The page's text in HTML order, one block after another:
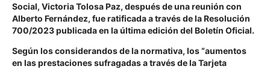
Social, Victoria Tolosa Paz, después de una reunión con
Alberto Fernández, fue ratificada a través de la Resolución
700/2023 publicada en la última edición del Boletín Oficial.
Según los considerandos de la normativa, los “aumentos
en las prestaciones sufragadas a través de la Tarjeta